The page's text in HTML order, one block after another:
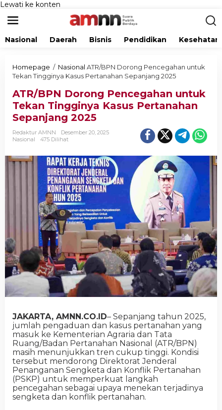
Lewati ke konten
Nasional Daerah Bisnis Pendidikan Kesehatan
Homepage / Nasional ATR/BPN Dorong Pencegahan untuk
Tekan Tingginya Kasus Pertanahan Sepanjang 2025
ATR/BPN Dorong Pencegahan untuk
Tekan Tingginya Kasus Pertanahan
Sepanjang 2025
Redaktur AMNN
Desember 20, 2025
Nasional
475 Dilihat
JAKARTA, AMNN.CO.ID– Sepanjang tahun 2025,
jumlah pengaduan dan kasus pertanahan yang
masuk ke Kementerian Agraria dan Tata
Ruang/Badan Pertanahan Nasional (ATR/BPN)
masih menunjukkan tren cukup tinggi. Kondisi
tersebut mendorong Direktorat Jenderal
Penanganan Sengketa dan Konflik Pertanahan
(PSKP) untuk memperkuat langkah
pencegahan sebagai upaya menekan terjadinya
sengketa dan konflik pertanahan.